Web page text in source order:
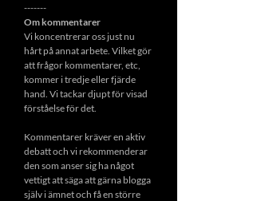
-------
Om kommentarer
Vi koncentrerar oss just nu
hårt på annat arbete. Vilket gör
att frågor kommentarer, etc,
kommer i tredje eller fjärde
hand. Vi tackar djupt för visad
förståelse för det.
Kommentarer kräver en aktiv
debatt och vi rekommenderar
den som anser sig ha något
vettigt att säga att gärna blogga
själv i ämnet och få en större